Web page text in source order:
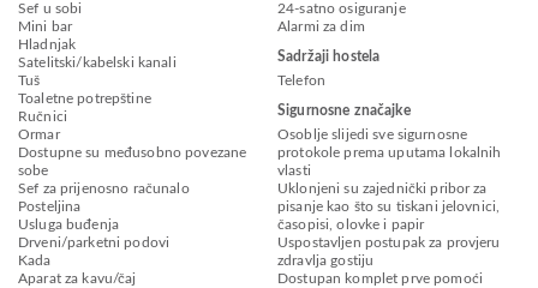
Sef u sobi
Mini bar
Hladnjak
Satelitski/kabelski kanali
Tuš
Toaletne potrepštine
Ručnici
Ormar
Dostupne su međusobno povezane
sobe
Sef za prijenosno računalo
Posteljina
Usluga buđenja
Drveni/parketni podovi
Kada
Aparat za kavu/čaj
24-satno osiguranje
Alarmi za dim
Sadržaji hostela
Telefon
Sigurnosne značajke
Osoblje slijedi sve sigurnosne
protokole prema uputama lokalnih
vlasti
Uklonjeni su zajednički pribor za
pisanje kao što su tiskani jelovnici,
časopisi, olovke i papir
Uspostavljen postupak za provjeru
zdravlja gostiju
Dostupan komplet prve pomoći